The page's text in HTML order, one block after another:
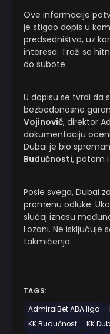
Ove informacije
je stigao dopis u
predsedništva, uz
interesa. Traži se
do subote.
U dopisu se tvrdi da
bezbedonosne
Vojinović, direktor
dokumentaciju
Dubai je bio
Budućnosti, potom
Posle svega, Dubai
promenu odluke.
slučaj iznesu
Lozani. Ne isključuje
takmičenja.
TAGS:
AdmiralBet ABA liga
KK Budućnost
KK